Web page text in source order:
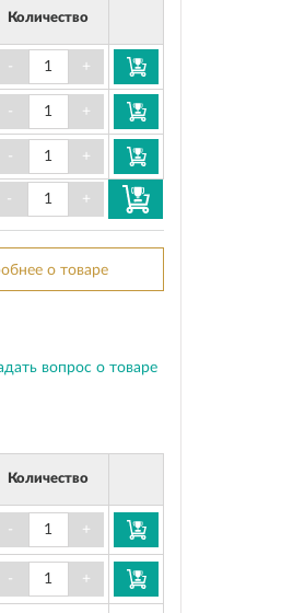
Количество
- +
- +
- +
- +
о товаре
вопрос о товаре
Количество
- +
- +